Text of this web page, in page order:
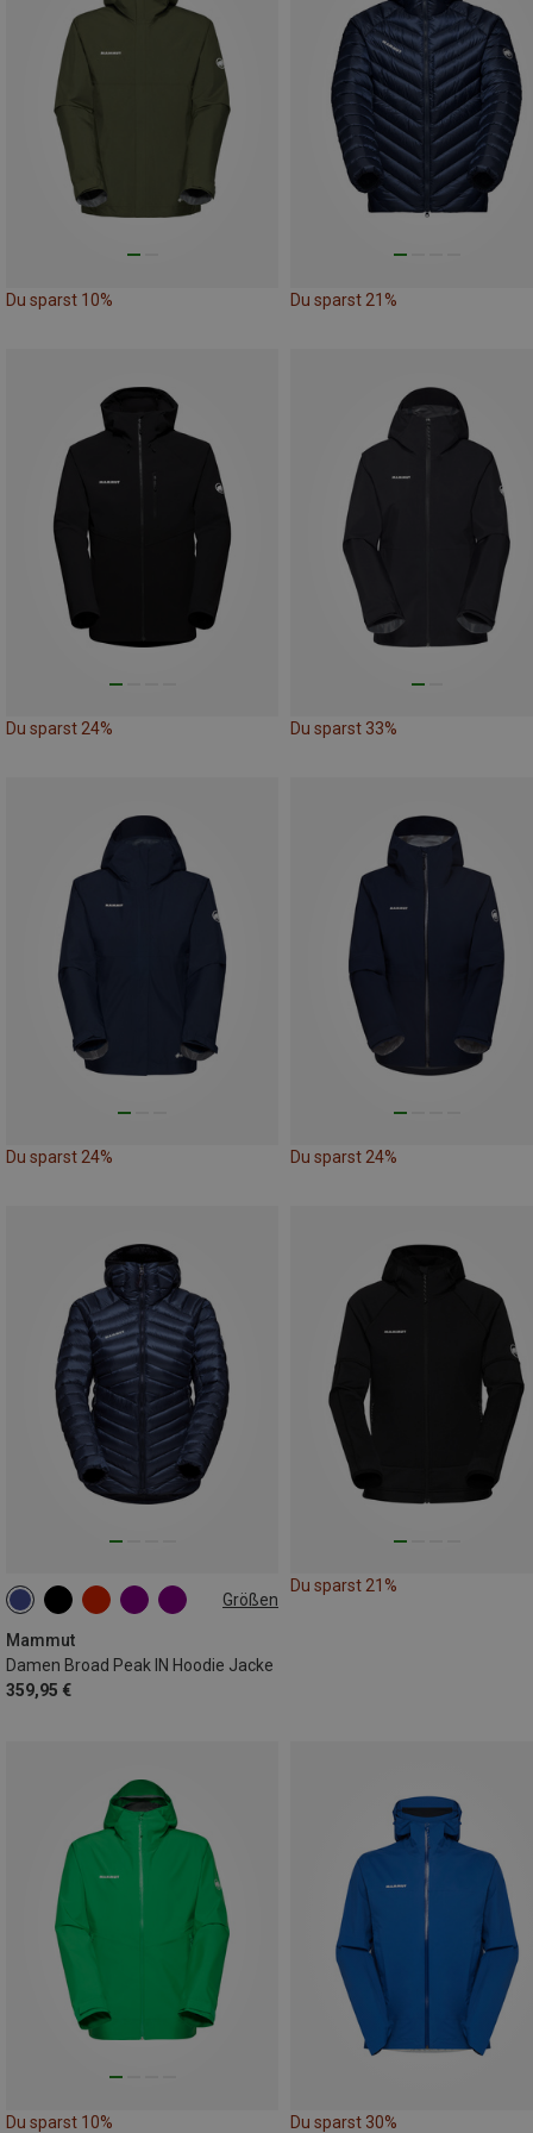
Du sparst 10% Du sparst 21%
Du sparst 24% Du sparst 33%
Du sparst 24% Du sparst 24%
Größen
Mammut
Damen Broad Peak IN Hoodie Jacke
359,95 €
XS S M
Du sparst 21%
Du sparst 10% Du sparst 30%